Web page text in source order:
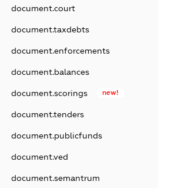
document.court
document.taxdebts
document.enforcements
document.balances
document.scorings new!
document.tenders
document.publicfunds
document.ved
document.semantrum